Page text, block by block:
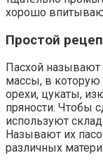
хорошо
Простой
Пасхой
массы, в которую
орехи, цукаты,
пряности. Чтобы
используют
Называют их
различных